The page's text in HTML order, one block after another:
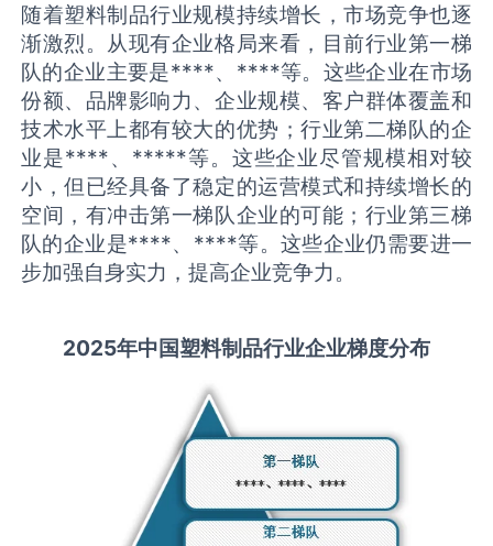
随着塑料制品行业规模持续增长，市场竞争也逐
渐激烈。从现有企业格局来看，目前行业第一梯
队的企业主要是****、****等。这些企业在市场
份额、品牌影响力、企业规模、客户群体覆盖和
技术水平上都有较大的优势；行业第二梯队的企
业是****、*****等。这些企业尽管规模相对较
小，但已经具备了稳定的运营模式和持续增长的
空间，有冲击第一梯队企业的可能；行业第三梯
队的企业是****、****等。这些企业仍需要进一
步加强自身实力，提高企业竞争力。
2025年中国塑料制品行业企业梯度分布